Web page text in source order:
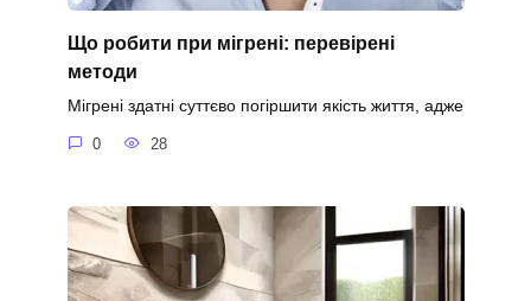
Що робити при мігрені: перевірені
методи
Мігрені здатні суттєво погіршити якість життя, адже
0 28